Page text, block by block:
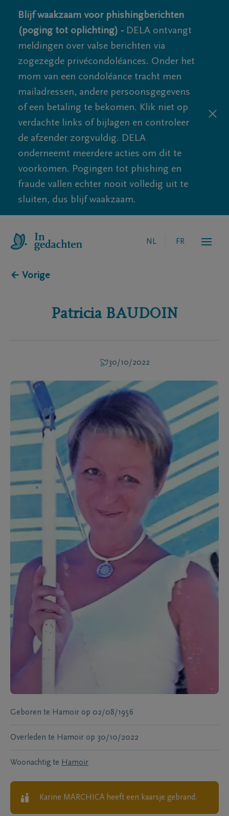
Blijf waakzaam voor phishingberichten
(poging tot oplichting) - DELA ontvangt
meldingen over valse berichten via
zogezegde privécondoléances. Onder het
mom van een condoléance tracht men
mailadressen, andere persoonsgegevens
of een betaling te bekomen. Klik niet op
verdachte links of bijlagen en controleer
de afzender zorgvuldig. DELA
onderneemt meerdere acties om dit te
voorkomen. Pogingen tot phishing en
fraude vallen echter nooit volledig uit te
sluiten, dus blijf waakzaam.
NL FR
← Vorige
Patricia BAUDOIN
30/10/2022
Geboren te Hamoir op 02/08/1956
Overleden te Hamoir op 30/10/2022
Woonachtig te Hamoir
Karine MARCHICA heeft een kaarsje gebrand.